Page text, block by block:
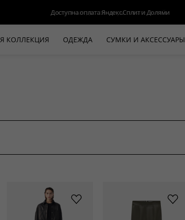
Доступна оплата Яндекс.Сплит и Долями
КОЛЛЕКЦИЯ ОДЕЖДА
ДЛЯ НЕГО
СУМКИ И АКСЕССУАРЫ